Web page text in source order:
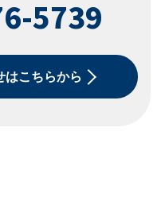
5739
はこちらから